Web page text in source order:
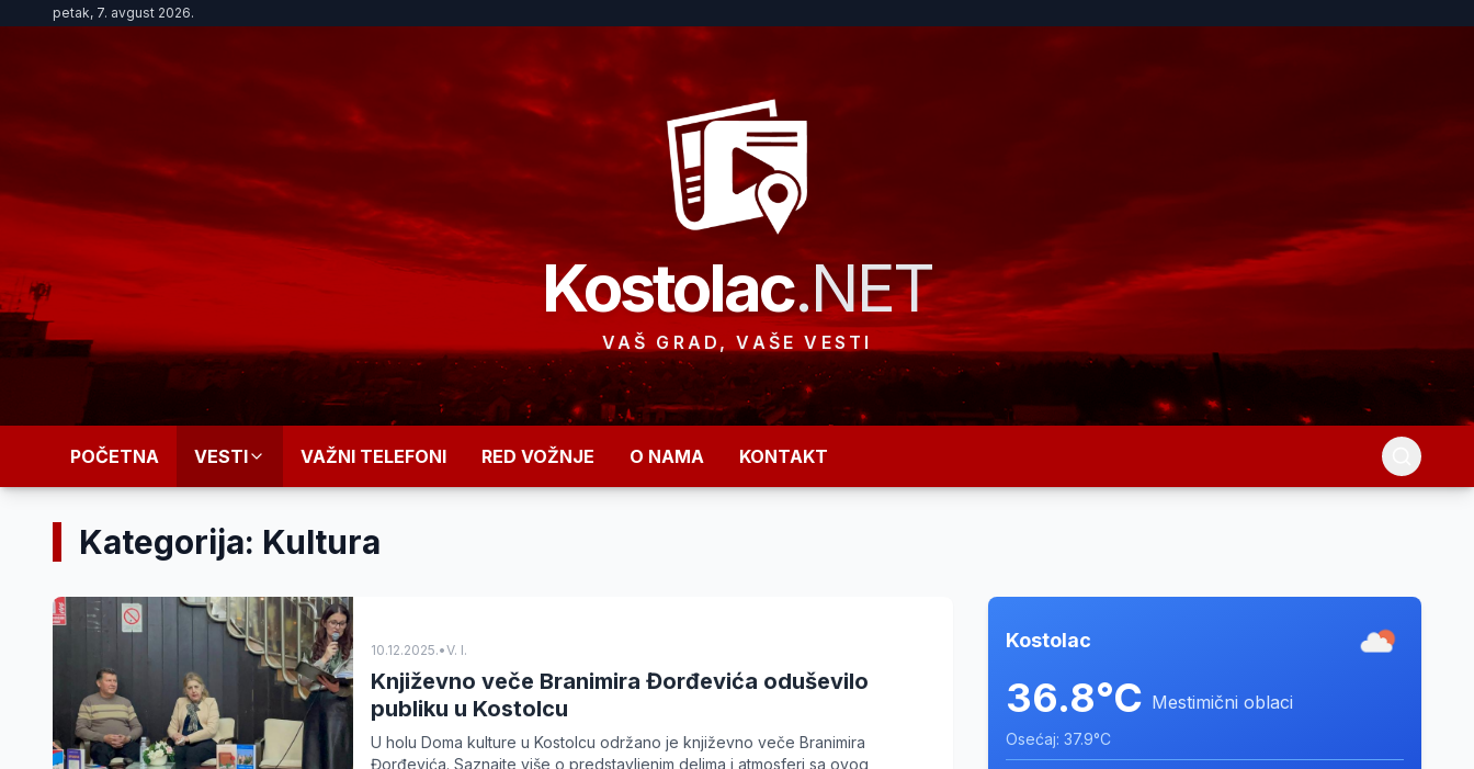
petak, 7. avgust 2026.
Kostolac.NET
VAŠ GRAD, VAŠE VESTI
POČETNA VESTI VAŽNI TELEFONI RED VOŽNJE O NAMA KONTAKT
Kategorija: Kultura
10.12.2025.•V. I.
Književno veče Branimira Đorđevića oduševilo
publiku u Kostolcu
U holu Doma kulture u Kostolcu održano je književno veče Branimira
Đorđevića. Saznajte više o predstavljenim delima i atmosferi sa ovog
Kostolac
36.8°C Mestimični oblaci
Osećaj: 37.9°C